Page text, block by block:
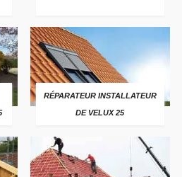
RÉPARATEUR INSTALLATEUR
DE VELUX 25